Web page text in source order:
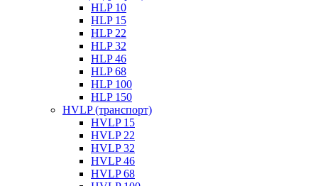
HLP 10
HLP 15
HLP 22
HLP 32
HLP 46
HLP 68
HLP 100
HLP 150
HVLP (транспорт)
HVLP 15
HVLP 22
HVLP 32
HVLP 46
HVLP 68